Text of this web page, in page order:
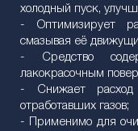
холодный пуск,
- Оптимизирует
смазывая её
- Средство
лакокрасочным
- Снижает расход
отработавших газов;
- Применимо для